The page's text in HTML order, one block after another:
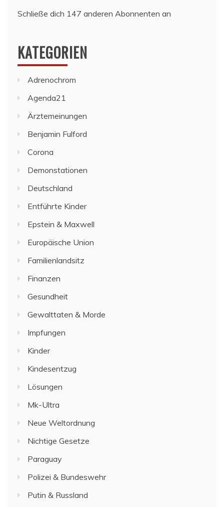
Schließe dich 147 anderen Abonnenten an
KATEGORIEN
Adrenochrom
Agenda21
Ärztemeinungen
Benjamin Fulford
Corona
Demonstationen
Deutschland
Entführte Kinder
Epstein & Maxwell
Europäische Union
Familienlandsitz
Finanzen
Gesundheit
Gewalttaten & Morde
Impfungen
Kinder
Kindesentzug
Lösungen
Mk-Ultra
Neue Weltordnung
Nichtige Gesetze
Paraguay
Polizei & Bundeswehr
Putin & Russland